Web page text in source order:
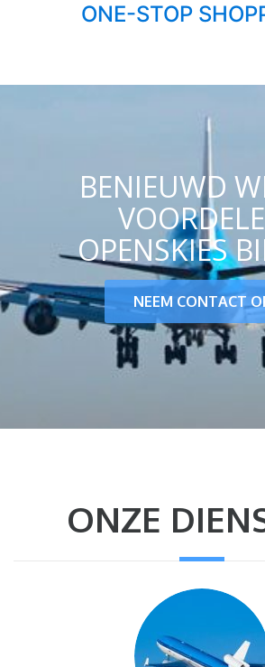
ONE-STOP
BENIEUWD
OPENSKIES
NEEM CONTACT
ONZE